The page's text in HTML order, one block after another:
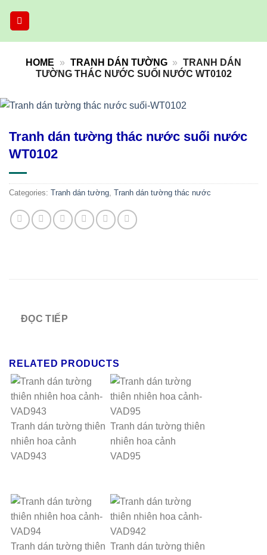
HOME » TRANH DÁN TƯỜNG » TRANH DÁN
TƯỜNG THÁC NƯỚC SUỐI NƯỚC WT0102
Tranh dán tường thác nước suối nước
WT0102
Categories: Tranh dán tường, Tranh dán tường thác nước
ĐỌC TIẾP
RELATED PRODUCTS
Tranh dán tường thiên
nhiên hoa cảnh
VAD943
Tranh dán tường thiên
nhiên hoa cảnh
VAD95
Tranh dán tường thiên Tranh dán tường thiên